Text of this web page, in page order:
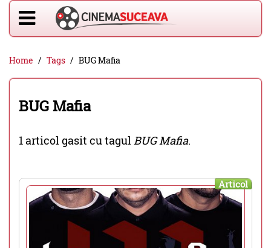
Home Tags BUG Mafia
BUG Mafia
1 articol gasit cu tagulBUG Mafia.
Articol